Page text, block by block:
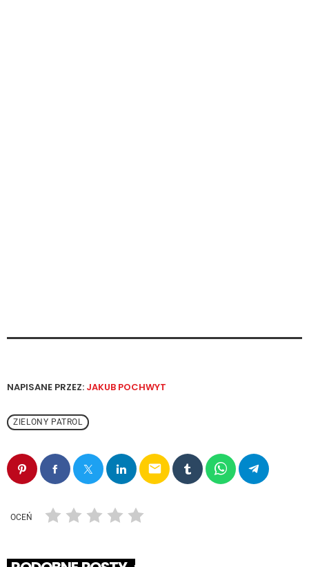
NAPISANE PRZEZ: JAKUB POCHWYT
ZIELONY PATROL
email
OCEŃ